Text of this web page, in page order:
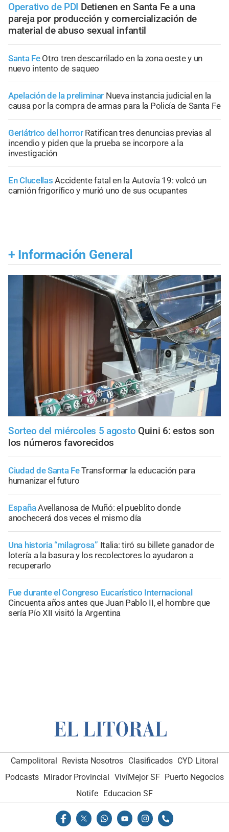
Operativo de PDI Detienen en Santa Fe a una
pareja por producción y comercialización de
material de abuso sexual infantil
Santa Fe Otro tren descarrilado en la zona oeste y un
nuevo intento de saqueo
Apelación de la preliminar Nueva instancia judicial en la
causa por la compra de armas para la Policía de Santa Fe
Geriátrico del horror Ratifican tres denuncias previas al
incendio y piden que la prueba se incorpore a la
investigación
En Clucellas Accidente fatal en la Autovía 19: volcó un
camión frigorífico y murió uno de sus ocupantes
+ Información General
Sorteo del miércoles 5 agosto Quini 6: estos son
los números favorecidos
Ciudad de Santa FeTransformar la educación para
humanizar el futuro
EspañaAvellanosa de Muñó: el pueblito donde
anochecerá dos veces el mismo día
Una historia “milagrosa” Italia: tiró su billete ganador de
lotería a la basura y los recolectores lo ayudaron a
recuperarlo
Fue durante el Congreso Eucarístico Internacional
Cincuenta años antes que Juan Pablo II, el hombre que
sería Pío XII visitó la Argentina
Campolitoral Revista Nosotros Clasificados CYD Litoral
Podcasts Mirador Provincial VivíMejor SF Puerto Negocios
Notife
Educacion SF